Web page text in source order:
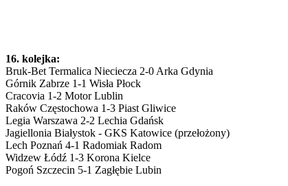
16. kolejka:
Bruk-Bet Termalica Nieciecza 2-0 Arka Gdynia
Górnik Zabrze 1-1 Wisła Płock
Cracovia 1-2 Motor Lublin
Raków Częstochowa 1-3 Piast Gliwice
Legia Warszawa 2-2 Lechia Gdańsk
Jagiellonia Białystok - GKS Katowice (przełożony)
Lech Poznań 4-1 Radomiak Radom
Widzew Łódź 1-3 Korona Kielce
Pogoń Szczecin 5-1 Zagłębie Lubin